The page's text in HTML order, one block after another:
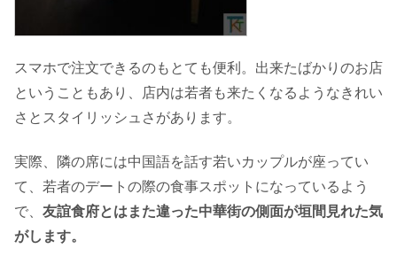
スマホで注文できるのもとても便利。出来たばかりのお店
ということもあり、店内は若者も来たくなるようなきれい
さとスタイリッシュさがあります。
実際、隣の席には中国語を話す若いカップルが座ってい
て、若者のデートの際の食事スポットになっているよう
で、 友誼食府とはまた違った中華街の側面が垣間見れた気
がします。